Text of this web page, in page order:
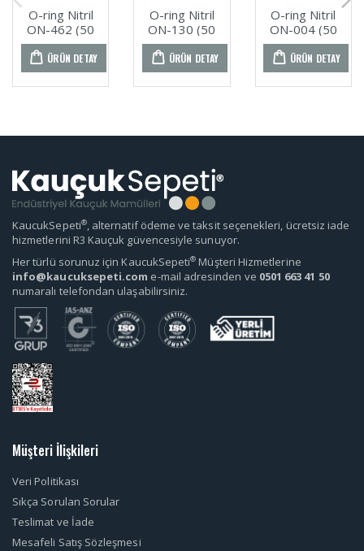
O-ring Nitril
ON-462 (50
ADET)
ÜRÜN DETAY
O-ring Nitril
ON-130 (50
ADET)
ÜRÜN DETAY
O-ring Nitril
ON-004 (50
ADET)
ÜRÜN DETAY
KaucukSepeti®, alternatif ödeme ve taksit seçenekleri, ücretsiz iade
hizmetlerini R3 Kauçuk güvencesiyle sunuyor.
Her türlü sorunuz için KaucukSepeti® Müşteri Hizmetlerine
info@kaucuksepeti.com e-mail adresinden ve 0501 663 41 50
numaralı telefondan ulaşabilirsiniz.
Müşteri İlişkileri
Veri Politikası
Sıkça Sorulan Sorular
Teslimat ve İade
Mesafeli Satış Sözleşmesi